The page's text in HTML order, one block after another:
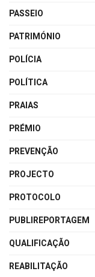
PASSEIO
PATRIMÓNIO
POLÍCIA
POLÍTICA
PRAIAS
PRÉMIO
PREVENÇÃO
PROJECTO
PROTOCOLO
PUBLIREPORTAGEM
QUALIFICAÇÃO
REABILITAÇÃO